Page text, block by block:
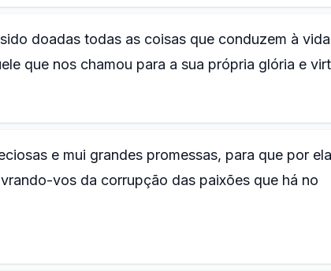
doadas todas as coisas que conduzem à
que nos chamou para a sua própria glória e
e mui grandes promessas, para que por
vos da corrupção das paixões que há no